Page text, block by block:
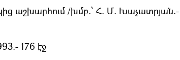
աշխարհում /խմբ.՝ Հ. Մ. Խաչատրյան.-
176 էջ